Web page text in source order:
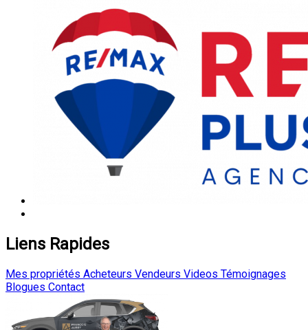
Liens Rapides
Mes propriétés Acheteurs Vendeurs Videos Témoignages
Blogues Contact